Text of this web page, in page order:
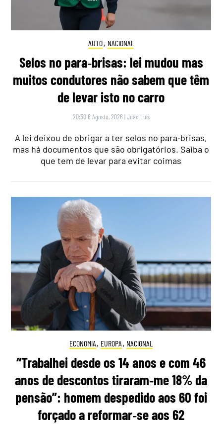
AUTO, NACIONAL
Selos no para‑brisas: lei mudou mas
muitos condutores não sabem que têm
de levar isto no carro
20:30 6 Agosto, 2026 |João Luís
A lei deixou de obrigar a ter selos no para‑brisas,
mas há documentos que são obrigatórios. Saiba o
que tem de levar para evitar coimas
ECONOMIA, EUROPA , NACIONAL
“Trabalhei desde os 14 anos e com 46
anos de descontos tiraram‑me 18% da
pensão”: homem despedido aos 60 foi
forçado a reformar‑se aos 62